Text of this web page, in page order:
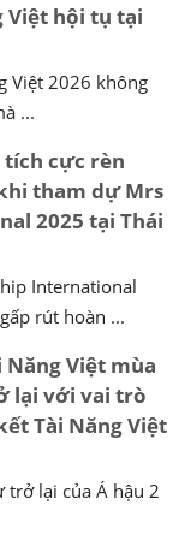
Việt hội tụ tại
Việt 2026 không
...
tích cực rèn
tham dự Mrs
2025 tại Thái
International
rút hoàn ...
Năng Việt mùa
lại với vai trò
Tài Năng Việt
trở lại của Á hậu 2